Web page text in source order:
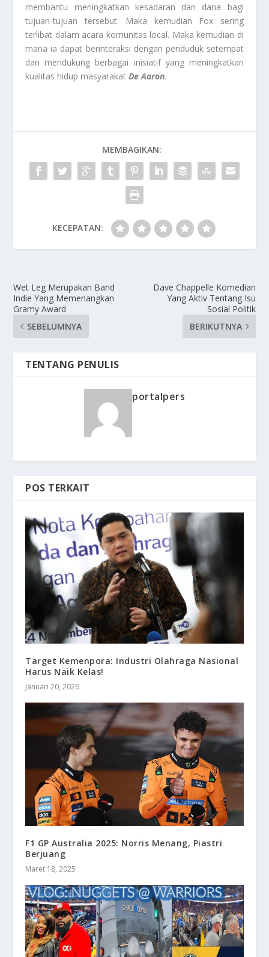
membantu meningkatkan kesadaran dan dana bagi
tujuan-tujuan tersebut. Maka kemudian Fox sering
terlibat dalam acara komunitas local. Maka kemudian di
mana ia dapat berinteraksi dengan penduduk setempat
dan mendukung berbagai inisiatif yang meningkatkan
kualitas hidup masyarakat De Aaron.
MEMBAGIKAN:
KECEPATAN:
Wet Leg Merupakan Band
Indie Yang Memenangkan
Gramy Award
SEBELUMNYA
Dave Chappelle Komedian
Yang Aktiv Tentang Isu
Sosial Politik
BERIKUTNYA
TENTANG PENULIS
portalpers
POS TERKAIT
Target Kemenpora: Industri Olahraga Nasional
Harus Naik Kelas!
Januari 20, 2026
F1 GP Australia 2025: Norris Menang, Piastri
Berjuang
Maret 18, 2025